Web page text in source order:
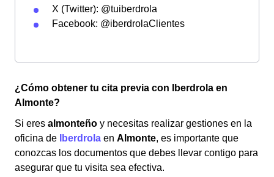
X (Twitter): @tuiberdrola
Facebook: @iberdrolaClientes
¿Cómo obtener tu cita previa con Iberdrola en
Almonte?
Si eres almonteño y necesitas realizar gestiones en la
oficina de
Iberdrola en Almonte, es importante que
conozcas los documentos que debes llevar contigo para
asegurar que tu visita sea efectiva.